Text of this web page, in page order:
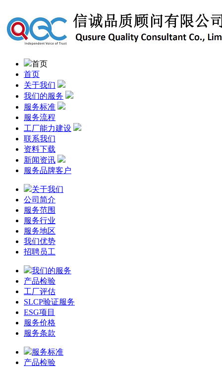
首页
首页
关于我们
我们的服务
服务标准
服务流程
工厂能力建设
联系我们
资料下载
新闻资讯
服务品牌客户
关于我们
公司简介
服务范围
服务行业
服务地区
我们优势
招聘员工
我们的服务
产品检验
工厂评估
SLCP验证服务
ESG项目
服务价格
服务条款
服务标准
产品检验